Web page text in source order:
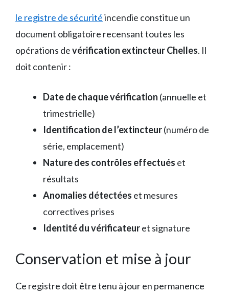
le registre de sécuritéincendie constitue un
document obligatoire recensant toutes les
opérations devérification extincteur Chelles. Il
doit contenir :
Date de chaque vérification (annuelle et
trimestrielle)
Identification de l’extincteur(numéro de
série, emplacement)
Nature des contrôles effectués et
résultats
Anomalies détectées et mesures
correctives prises
Identité du vérificateuret signature
Conservation et mise à jour
Ce registre doit être tenu à jour en permanence